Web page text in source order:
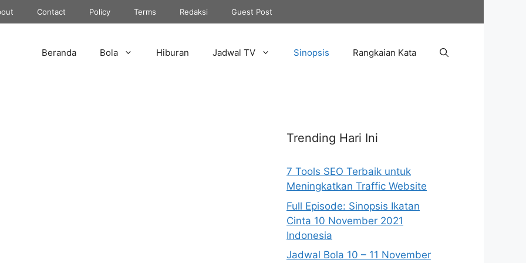
Contact Policy Terms Redaksi Guest Post
Beranda Bola Hiburan Jadwal TV Sinopsis Rangkaian Kata
Trending Hari Ini
7 Tools SEO Terbaik untuk
Meningkatkan Traffic Website
Full Episode: Sinopsis Ikatan
Cinta 10 November 2021
Indonesia
Jadwal Bola 10 – 11 November